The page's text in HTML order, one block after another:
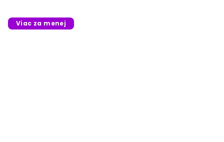
Viac za menej